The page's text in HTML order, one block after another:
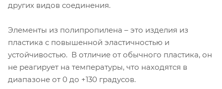
других видов соединения.
Элементы из полипропилена – это изделия из
пластика с повышенной эластичностью и
устойчивостью. В отличие от обычного пластика, он
не реагирует на температуры, что находятся в
диапазоне от 0 до +130 градусов.